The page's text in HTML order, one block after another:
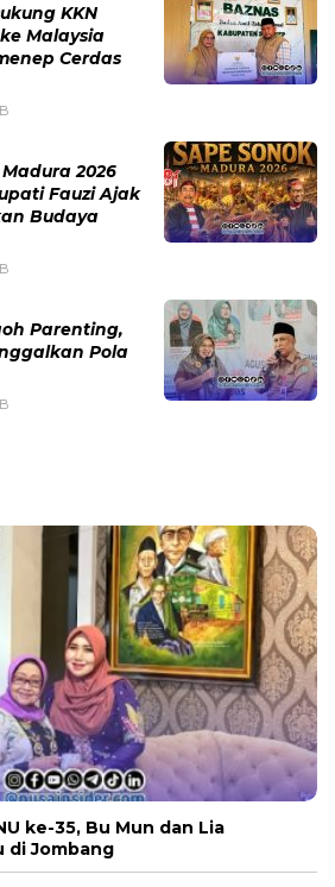
KKN
Malaysia
Cerdas
2026
Fauzi Ajak
Budaya
Parenting,
Pola
ke-35, Bu Mun dan Lia
di Jombang